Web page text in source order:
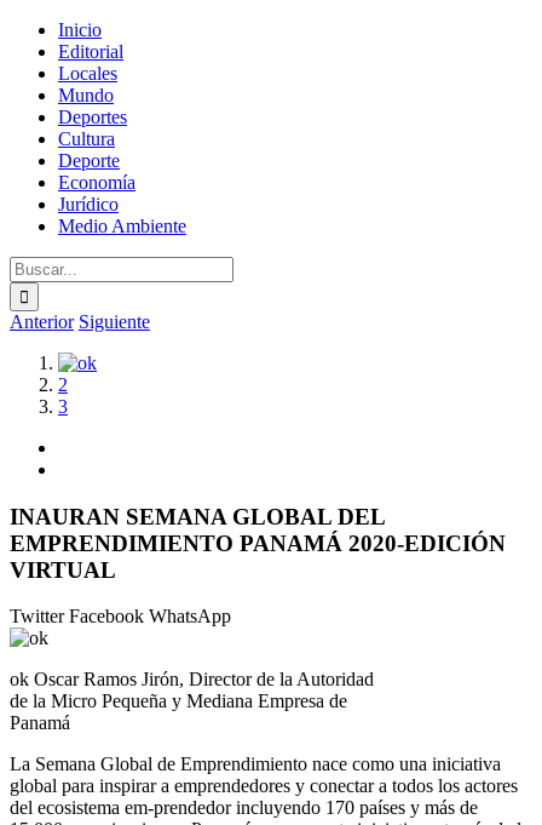
Inicio
Editorial
Locales
Mundo
Deportes
Cultura
Deporte
Economía
Jurídico
Medio Ambiente
Buscar:
Anterior Siguiente
Ver
imagen
más
1
2
3
INAURAN SEMANA GLOBAL DEL
EMPRENDIMIENTO PANAMÁ 2020-EDICIÓN
VIRTUAL
TwitterFacebook WhatsApp
ok Oscar Ramos Jirón, Director de la Autoridad
de la Micro Pequeña y Mediana Empresa de
Panamá
La Semana Global de Emprendimiento nace como una iniciativa
global para inspirar a emprendedores y conectar a todos los actores
del ecosistema em-prendedor incluyendo 170 países y más de